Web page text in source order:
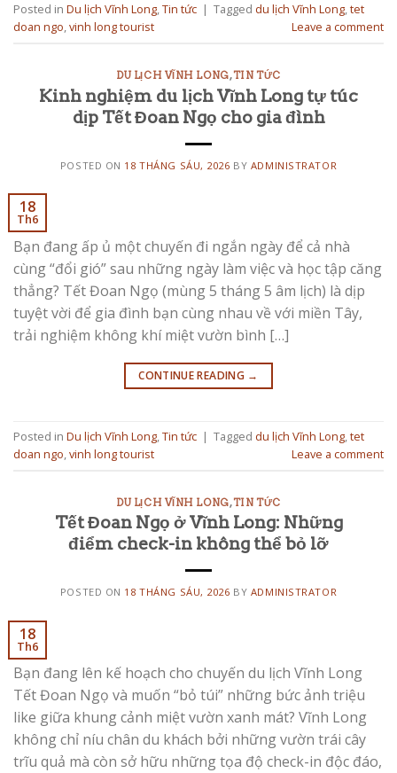
Posted in Du lịch Vĩnh Long,Tin tức | Tagged du lịch Vĩnh Long,tet
doan ngo,vinh long tourist Leave a comment
DU LỊCH VĨNH LONG,TIN TỨC
Kinh nghiệm du lịch Vĩnh Long tự túc
dịp Tết Đoan Ngọ cho gia đình
POSTED ON 18 THÁNG SÁU, 2026 BY ADMINISTRATOR
18
Th6
Bạn đang ấp ủ một chuyến đi ngắn ngày để cả nhà
cùng “đổi gió” sau những ngày làm việc và học tập căng
thẳng? Tết Đoan Ngọ (mùng 5 tháng 5 âm lịch) là dịp
tuyệt vời để gia đình bạn cùng nhau về với miền Tây,
trải nghiệm không khí miệt vườn bình […]
CONTINUE READING →
Posted in Du lịch Vĩnh Long,Tin tức | Tagged du lịch Vĩnh Long,tet
doan ngo,vinh long tourist Leave a comment
DU LỊCH VĨNH LONG,TIN TỨC
Tết Đoan Ngọ ở Vĩnh Long: Những
điểm check-in không thể bỏ lỡ
POSTED ON 18 THÁNG SÁU, 2026 BY ADMINISTRATOR
18
Th6
Bạn đang lên kế hoạch cho chuyến du lịch Vĩnh Long
Tết Đoan Ngọ và muốn “bỏ túi” những bức ảnh triệu
like giữa khung cảnh miệt vườn xanh mát? Vĩnh Long
không chỉ níu chân du khách bởi những vườn trái cây
trĩu quả mà còn sở hữu những tọa độ check-in độc đáo,